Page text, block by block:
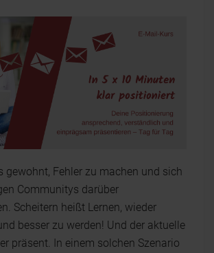
gewohnt, Fehler zu machen und sich
Communitys darüber
Scheitern heißt Lernen, wieder
besser zu werden! Und der aktuelle
präsent. In einem solchen Szenario